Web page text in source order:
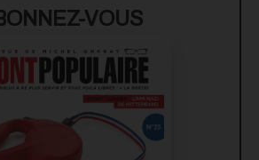
VOUS